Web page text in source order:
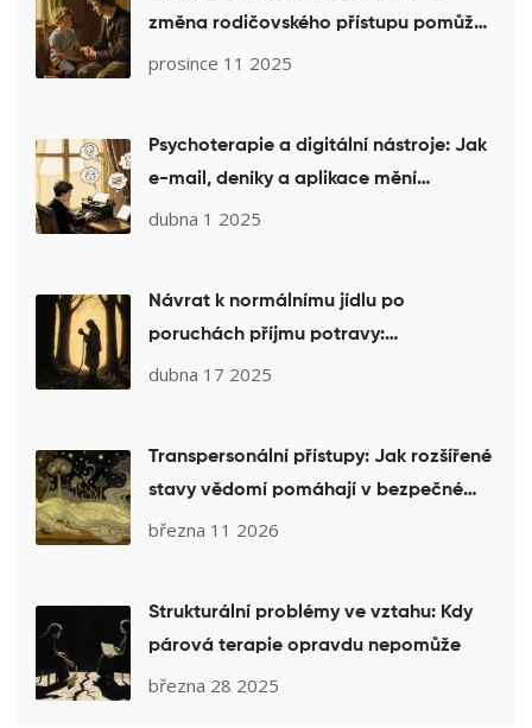
změna rodičovského přístupu pomůže
dítěti
prosince 11 2025
Psychoterapie a digitální nástroje: Jak
e-mail, deníky a aplikace mění
psychologickou pomoc
dubna 1 2025
Návrat k normálnímu jídlu po
poruchách příjmu potravy:
Terapeutický jídelní plán krok za
dubna 17 2025
Transpersonální přístupy: Jak rozšířené
stavy vědomí pomáhají v bezpečné
terapeutické práci
března 11 2026
Strukturální problémy ve vztahu: Kdy
párová terapie opravdu nepomůže
března 28 2025